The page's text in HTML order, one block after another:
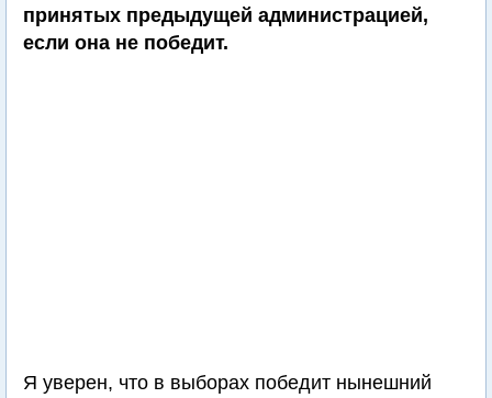
принятых предыдущей администрацией,
если она не победит.
Я уверен, что в выборах победит нынешний